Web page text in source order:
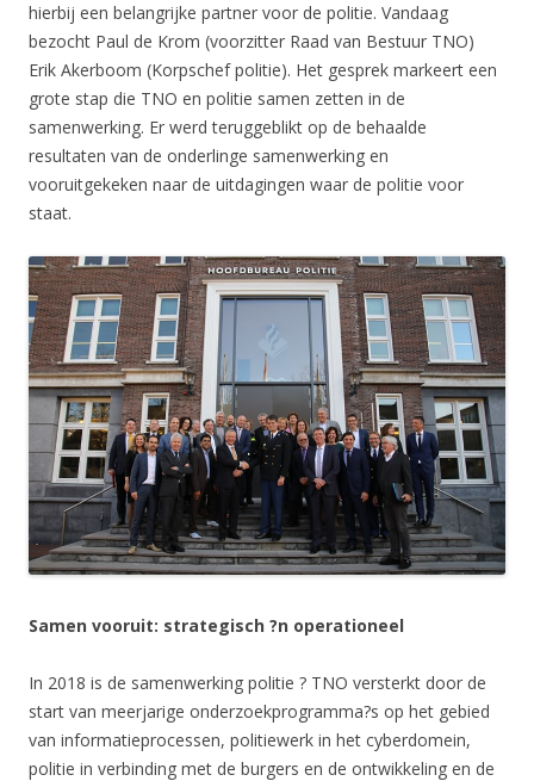
hierbij een belangrijke partner voor de politie. Vandaag
bezocht Paul de Krom (voorzitter Raad van Bestuur TNO)
Erik Akerboom (Korpschef politie). Het gesprek markeert een
grote stap die TNO en politie samen zetten in de
samenwerking. Er werd teruggeblikt op de behaalde
resultaten van de onderlinge samenwerking en
vooruitgekeken naar de uitdagingen waar de politie voor
staat.
Samen vooruit: strategisch ?n operationeel
In 2018 is de samenwerking politie ? TNO versterkt door de
start van meerjarige onderzoekprogramma?s op het gebied
van informatieprocessen, politiewerk in het cyberdomein,
politie in verbinding met de burgers en de ontwikkeling en de